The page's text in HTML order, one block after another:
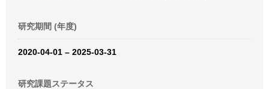
研究期間 (年度)
2020-04-01 – 2025-03-31
研究課題ステータス